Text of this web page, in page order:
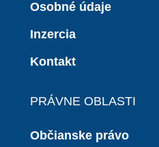
Osobné údaje
Inzercia
Kontakt
PRÁVNE OBLASTI
Občianske právo